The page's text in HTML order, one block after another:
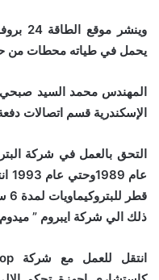
يحمل في طياته محطات من
المهندس محمد السيد صبحي
الإسكندرية قسم اتصالات دفعة
ذلك الي شركة ايبروم ”